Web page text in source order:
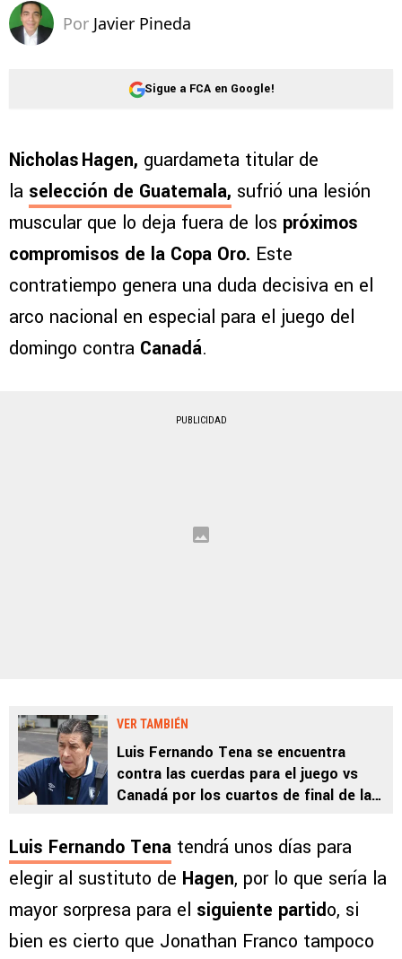
Por Javier Pineda
Sigue a FCA en Google!
Nicholas Hagen, guardameta titular de
la selección de Guatemala, sufrió una lesión
muscular que lo deja fuera de los próximos
compromisos de la Copa Oro. Este
contratiempo genera una duda decisiva en el
arco nacional en especial para el juego del
domingo contra Canadá.
PUBLICIDAD
VER TAMBIÉN
Luis Fernando Tena se encuentra
contra las cuerdas para el juego vs
Canadá por los cuartos de final de la
Luis Fernando Tena tendrá unos días para
elegir al sustituto de Hagen, por lo que sería la
mayor sorpresa para el siguiente partido, si
bien es cierto que Jonathan Franco tampoco